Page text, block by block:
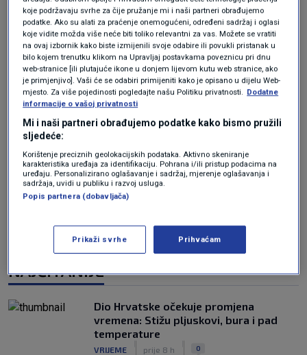
Oglas
NAJČITANIJE
Dio Hrvatske očekuje promjena
vremena: Stižu pljuskovi, bura i pad
temperature
VRIJEME prije 8 h 0
koje podržavaju svrhe za čije pružanje mi i naši partneri obrađujemo
podatke. Ako su alati za praćenje onemogućeni, određeni sadržaj i oglasi
koje vidite možda više neće biti toliko relevantni za vas. Možete se vratiti
na ovaj izbornik kako biste izmijenili svoje odabire ili povukli pristanak u
bilo kojem trenutku klikom na Upravljaj postavkama poveznicu pri dnu
web-stranice [ili plutajuće ikone u donjem lijevom kutu web stranice, ako
je primjenjivo]. Vaši će se odabiri primijeniti kako je opisano u dijelu Web-
mjesto. Za više pojedinosti pogledajte našu Politiku privatnosti.
Dodatne
informacije o vašoj privatnosti
Mi i naši partneri obrađujemo podatke kako bismo pružili
sljedeće:
Korištenje preciznih geolokacijskih podataka. Aktivno skeniranje
karakteristika uređaja za identifikaciju. Pohrana i/ili pristup podacima na
uređaju. Personalizirano oglašavanje i sadržaj, mjerenje oglašavanja i
sadržaja, uvidi u publiku i razvoj usluga.
Popis partnera (dobavljača)
Prikaži svrhe Prihvaćam